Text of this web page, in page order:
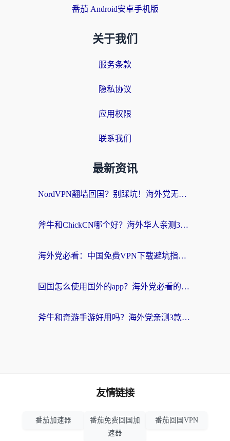
番茄 Android安卓手机版
关于我们
服务条款
隐私协议
应用权限
联系我们
最新资讯
NordVPN翻墙回国？别踩坑！海外党无缝访问国内资源的真实指南
斧牛和ChickCN哪个好？海外华人亲测3款回国加速器+免费试用攻略
海外党必看：中国免费VPN下载避坑指南 + 无缝访问国内资源的终极方案
回国怎么使用国外的app？海外党必看的无缝访问国内资源全攻略
斧牛和奇游手游好用吗？海外党亲测3款回国加速器，选对才能无缝刷国内资源
友情链接
番茄加速器
番茄免费回国加
速器
番茄回国VPN